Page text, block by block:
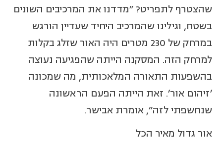
שהצטרף לתפריט? "מדדנו את המרכיבים השונים
בשטח, וגילינו שהמרכיב היחיד שעדיין הורגש
במרחק של 230 מטרים היה האור שזלג בקלות
למרחק הזה. המסקנה הייתה שהפגיעה נעוצה
בהשפעות התאורה המלאכותית, מה שמכונה
'זיהום אור'. זאת הייתה הפעם הראשונה
שנחשפתי לזה", אומרת אבישר.
אור גדול מאיר הכל